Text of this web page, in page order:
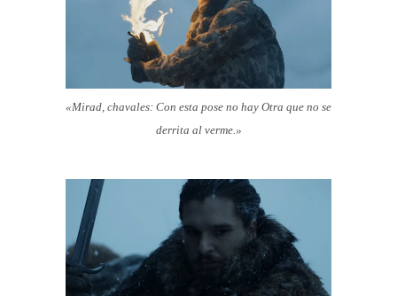
«Mirad, chavales: Con esta pose no hay Otra que no se
derrita al verme.»